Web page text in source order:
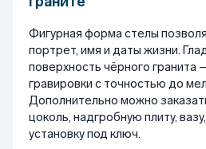
Фигурная форма стелы
портрет, имя и даты жизни.
поверхность чёрного
гравировки с точностью до
Дополнительно можно
цоколь, надгробную плиту,
установку под ключ.